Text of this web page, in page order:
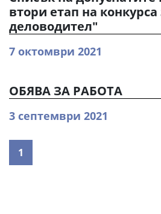
втори етап на
деловодител"
7 октомври 2021
ОБЯВА ЗА РАБОТА
3 септември 2021
1